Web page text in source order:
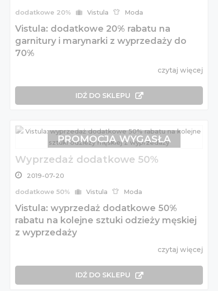
dodatkowe 20% Vistula Moda
Vistula: dodatkowe 20% rabatu na
garnitury i marynarki z wyprzedaży do
70%
czytaj więcej
IDŹ DO SKLEPU
Wyprzedaż dodatkowe 50%
2019-07-20
dodatkowe 50% Vistula Moda
Vistula: wyprzedaż dodatkowe 50%
rabatu na kolejne sztuki odzieży męskiej
z wyprzedaży
czytaj więcej
IDŹ DO SKLEPU
PROMOCJA WYGASŁA